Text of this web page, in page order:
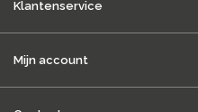
Klantenservice
Mijn account